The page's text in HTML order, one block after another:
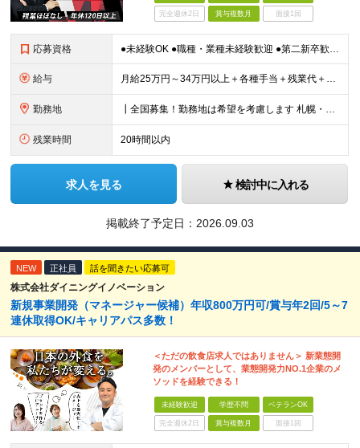
完全週休2日 賞与複数月 面接1回
応募資格 ●未経験OK ●職種・業種未経験歓迎 ●第二新卒歓迎 ●学歴不問 ＜こんな方におすすめ！＞ ◎ホテル・アパレル・携帯販売など接客経験を活かしたい ◎「今の会社、この先が見えない」と感じている ◎上場
給与 月給25万円～34万円以上＋各種手当＋残業代＋賞与年2回（昨年度2～4ヶ月分） 初年度想定年収：350万円～ ＜クラス・経験別の月給目安＞ ■メンバークラス：月給25万円以上 ■店長やSVなどのマネ
勤務地 ┃全国募集！勤務地は希望を考慮します 札幌・仙台・東京・横浜・静岡・名古屋・大阪・京都・広島・福岡 募集 ※上記のほか、全国に拠点あり ※キャリアアップやキャリアシフトに伴う転勤も一部ありますが、基
残業時間 20時間以内
求人を見る 検討中に入れる
掲載終了予定日： 2026.09.03
NEW 正社員 話を聞きたい応募可
株式会社ダイニングイノベーション
新規事業開発（マネージャー候補）年収800万円可/賞与年2回/5～7
連休取得OK/キャリアパス多数！
＜ただの飲食店求人ではありません＞ 新業態開
発のメンバーとして、業態開発力NO.1企業のメ
ソッドを経験できる！
未経験歓迎 学歴不問 ベテランOK
完全週休2日 賞与複数月 面接1回